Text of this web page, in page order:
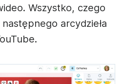
Wszystko, czego
arcydzieła